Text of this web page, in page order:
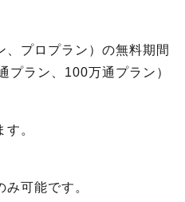
プロプラン）の無料期間
プラン、100万通プラン）
。
可能です。